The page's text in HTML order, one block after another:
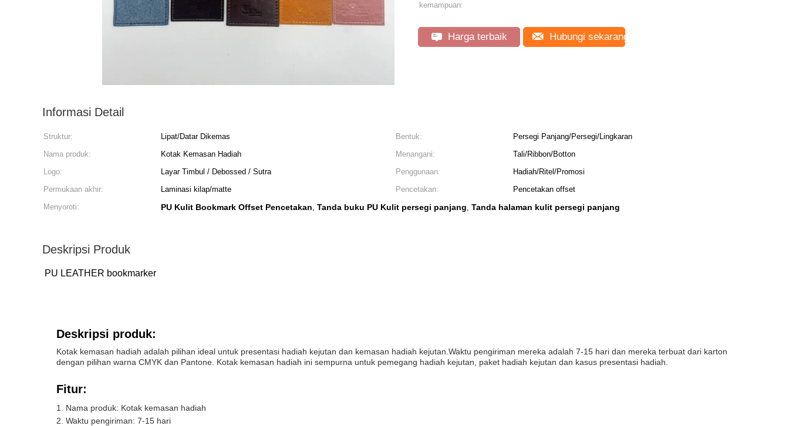
kemampuan:
Harga terbaik Hubungi sekarang
Informasi Detail
Struktur: Lipat/Datar Dikemas Bentuk:
Persegi Panjang/Persegi/Lingkaran
Nama produk:
Kotak Kemasan Hadiah Menangani:
Tali/Ribbon/Botton
Logo:
Layar Timbul / Debossed / Sutra Penggunaan:
Hadiah/Ritel/Promosi
Permukaan akhir:
Laminasi kilap/matte Pencetakan:
Pencetakan offset
Menyoroti:
PU Kulit Bookmark Offset Pencetakan, Tanda buku PU Kulit persegi panjang, Tanda halaman kulit persegi panjang
Deskripsi Produk
PU LEATHER bookmarker
Deskripsi produk:
Kotak kemasan hadiah adalah pilihan ideal untuk presentasi hadiah kejutan dan kemasan hadiah kejutan.Waktu pengiriman mereka adalah 7-15 hari dan mereka terbuat dari karton
dengan pilihan warna CMYK dan Pantone. Kotak kemasan hadiah ini sempurna untuk pemegang hadiah kejutan, paket hadiah kejutan dan kasus presentasi hadiah.
Fitur:
Nama produk: Kotak kemasan hadiah
Waktu pengiriman: 7-15 hari